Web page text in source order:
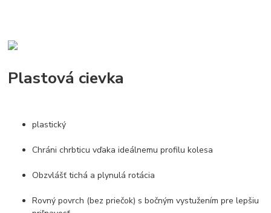
Plastová cievka
plastický
Chráni chrbticu vďaka ideálnemu profilu kolesa
Obzvlášť tichá a plynulá rotácia
Rovný povrch (bez priečok) s bočným vystužením pre lepšiu